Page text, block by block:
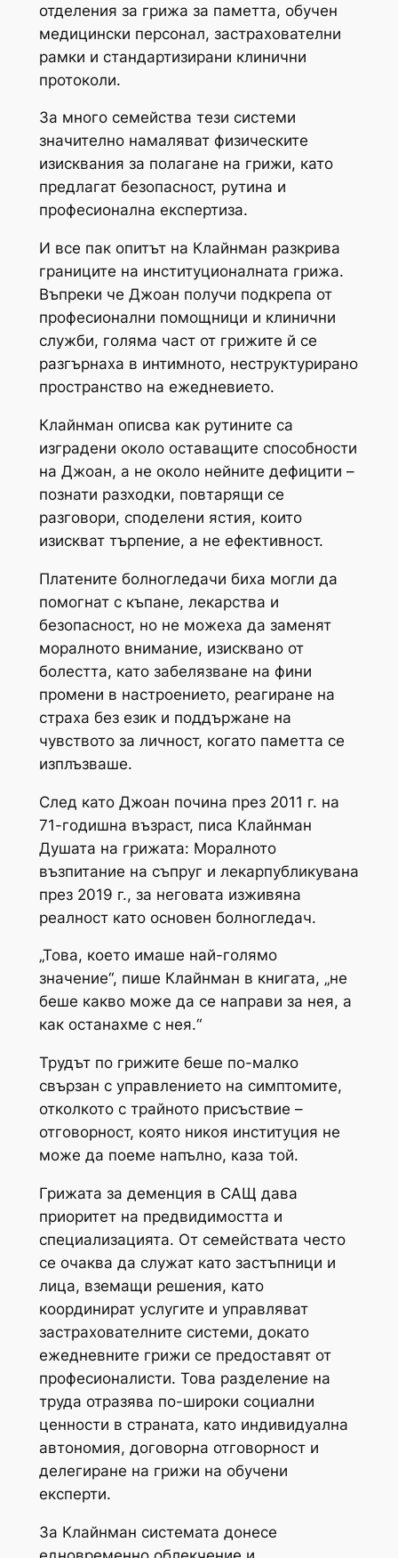
отделения за грижа за паметта, обучен
медицински персонал, застрахователни
рамки и стандартизирани клинични
протоколи.
За много семейства тези системи
значително намаляват физическите
изисквания за полагане на грижи, като
предлагат безопасност, рутина и
професионална експертиза.
И все пак опитът на Клайнман разкрива
границите на институционалната грижа.
Въпреки че Джоан получи подкрепа от
професионални помощници и клинични
служби, голяма част от грижите й се
разгърнаха в интимното, неструктурирано
пространство на ежедневието.
Клайнман описва как рутините са
изградени около оставащите способности
на Джоан, а не около нейните дефицити –
познати разходки, повтарящи се
разговори, споделени ястия, които
изискват търпение, а не ефективност.
Платените болногледачи биха могли да
помогнат с къпане, лекарства и
безопасност, но не можеха да заменят
моралното внимание, изисквано от
болестта, като забелязване на фини
промени в настроението, реагиране на
страха без език и поддържане на
чувството за личност, когато паметта се
изплъзваше.
След като Джоан почина през 2011 г. на
71-годишна възраст, писа Клайнман
Душата на грижата: Моралното
възпитание на съпруг и лекарпубликувана
през 2019 г., за неговата изживяна
реалност като основен болногледач.
„Това, което имаше най-голямо
значение“, пише Клайнман в книгата, „не
беше какво може да се направи за нея, а
как останахме с нея.“
Трудът по грижите беше по-малко
свързан с управлението на симптомите,
отколкото с трайното присъствие –
отговорност, която никоя институция не
може да поеме напълно, каза той.
Грижата за деменция в САЩ дава
приоритет на предвидимостта и
специализацията. От семействата често
се очаква да служат като застъпници и
лица, вземащи решения, като
координират услугите и управляват
застрахователните системи, докато
ежедневните грижи се предоставят от
професионалисти. Това разделение на
труда отразява по-широки социални
ценности в страната, като индивидуална
автономия, договорна отговорност и
делегиране на грижи на обучени
експерти.
За Клайнман системата донесе